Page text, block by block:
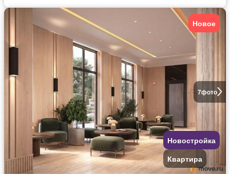
7фото
Новое
Новостройка
Квартира